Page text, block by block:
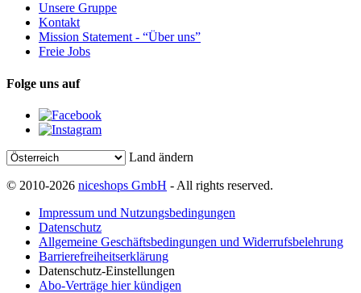
Unsere Gruppe
Kontakt
Mission Statement - “Über uns”
Freie Jobs
Folge uns auf
Land ändern
© 2010-2026 niceshops GmbH - All rights reserved.
Impressum und Nutzungsbedingungen
Datenschutz
Allgemeine Geschäftsbedingungen und Widerrufsbelehrung
Barrierefreiheitserklärung
Datenschutz-Einstellungen
Abo-Verträge hier kündigen